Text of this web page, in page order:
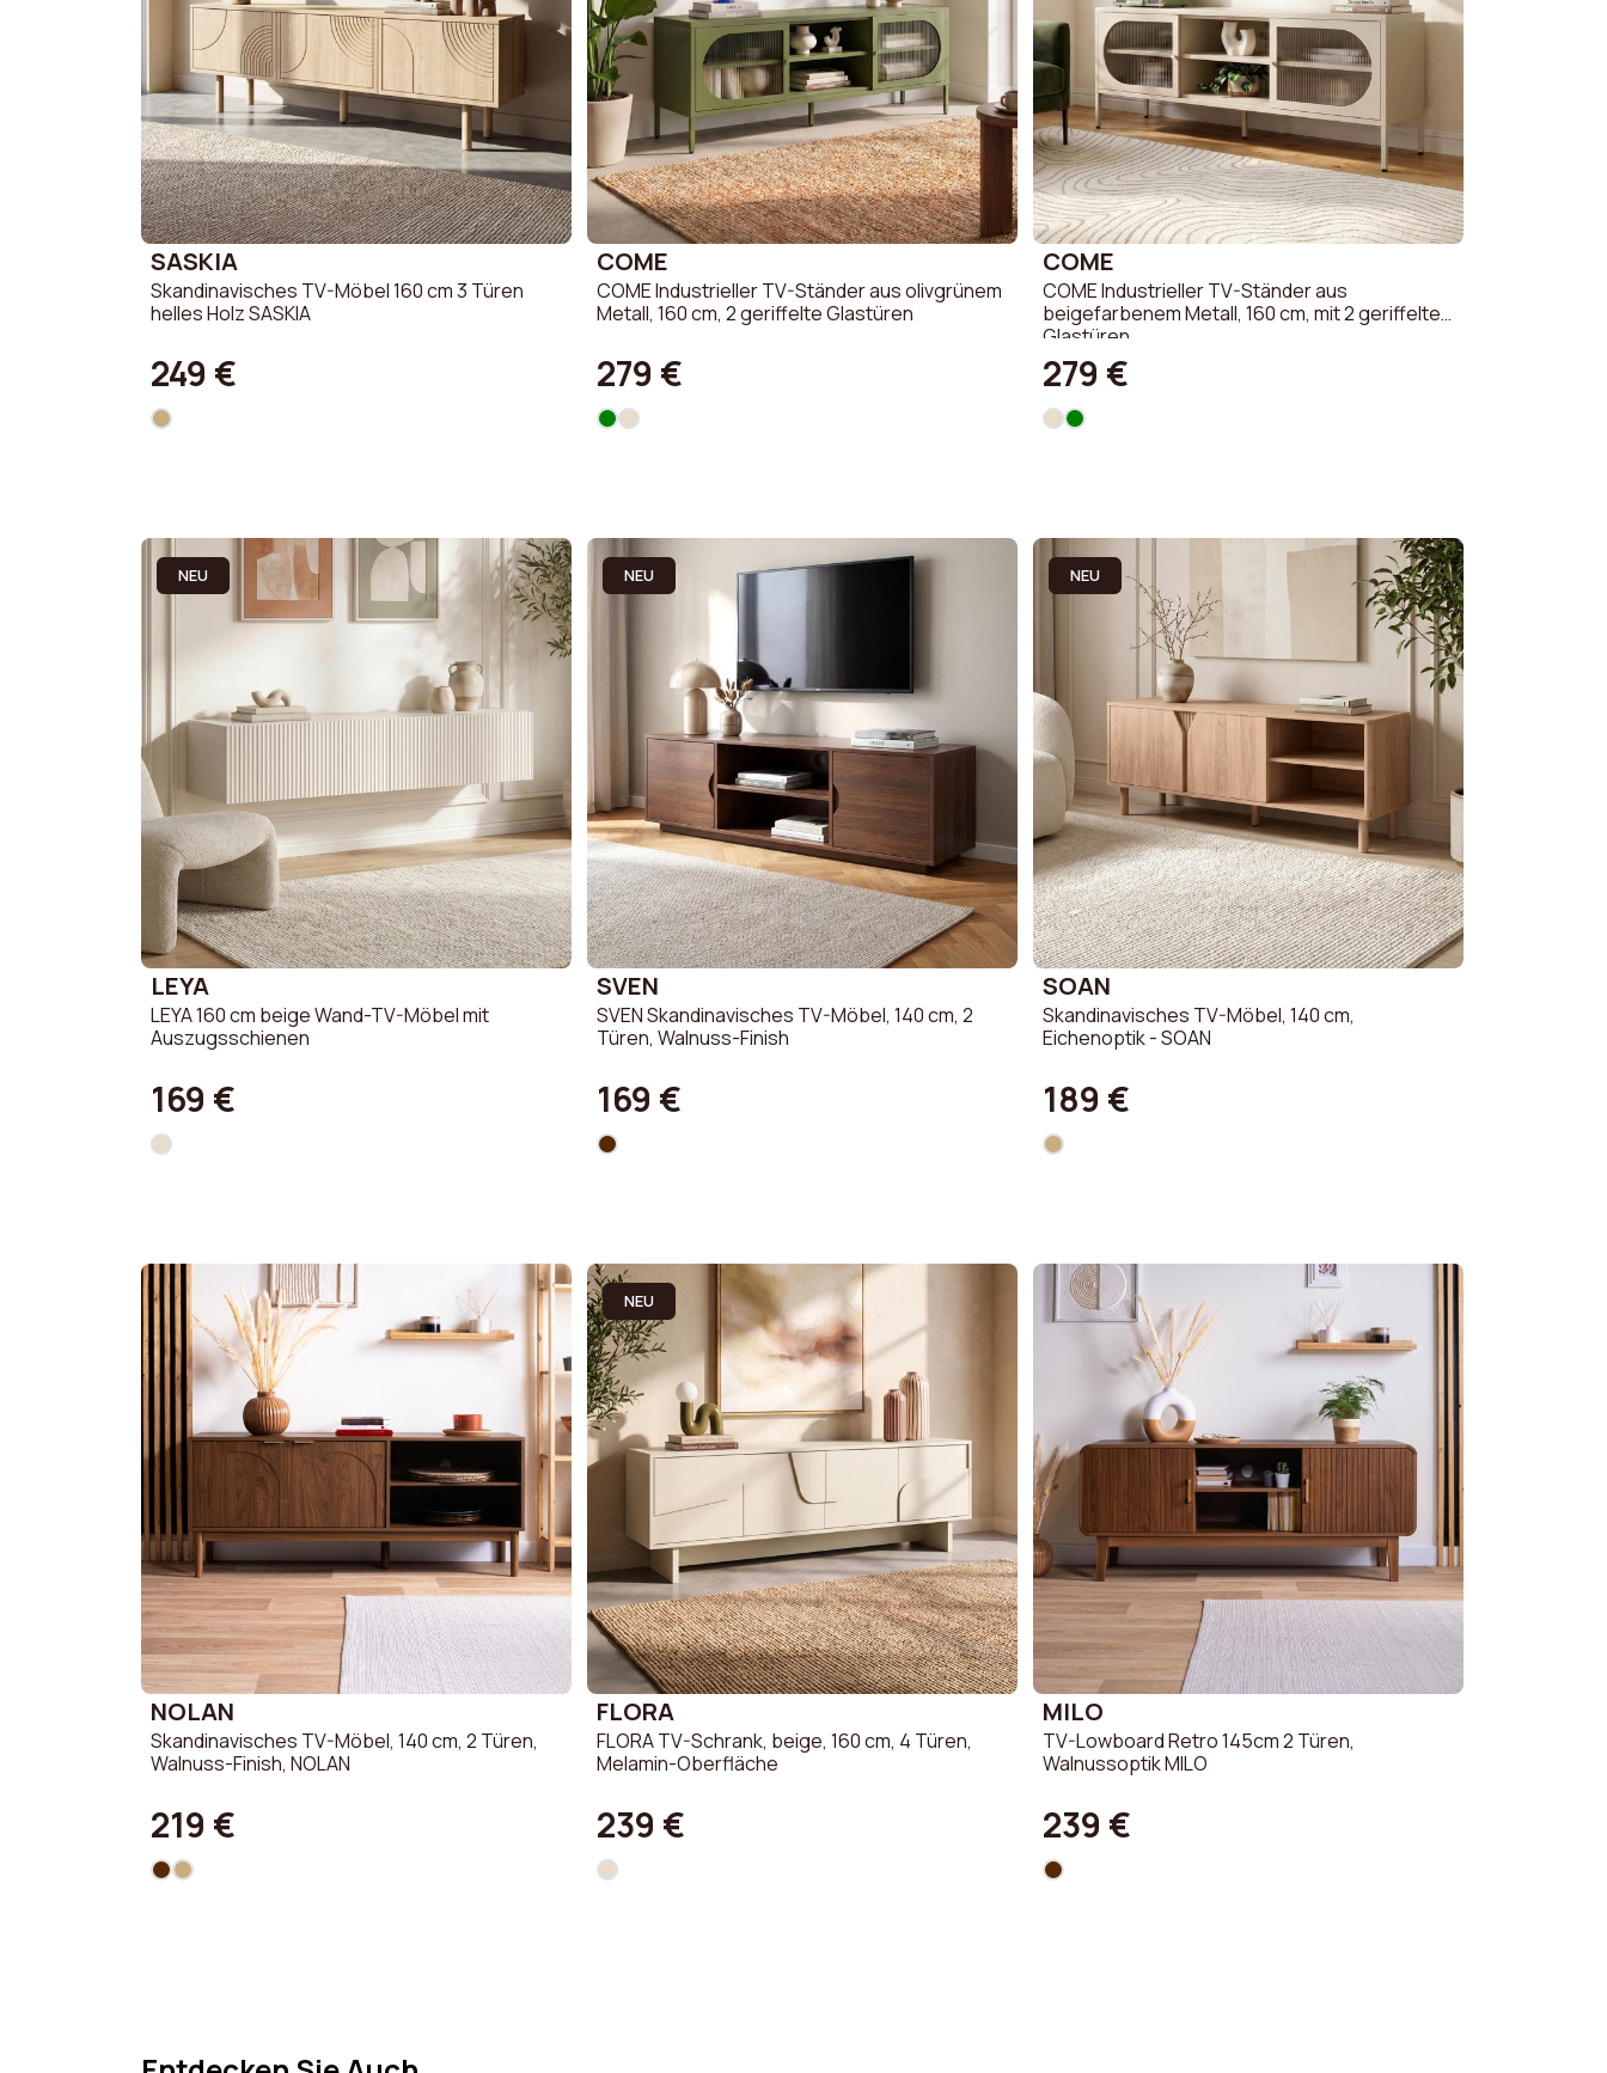
SASKIA
Skandinavisches TV-Möbel 160 cm 3 Türen
helles Holz SASKIA
249 €
COME
COME Industrieller TV-Ständer aus olivgrünem
Metall, 160 cm, 2 geriffelte Glastüren
279 €
COME
COME Industrieller TV-Ständer aus
beigefarbenem Metall, 160 cm, mit 2 geriffelten
Glastüren
279 €
NEU
LEYA
LEYA 160 cm beige Wand-TV-Möbel mit
Auszugsschienen
169 €
NEU
SVEN
SVEN Skandinavisches TV-Möbel, 140 cm, 2
Türen, Walnuss-Finish
169 €
NEU
SOAN
Skandinavisches TV-Möbel, 140 cm,
Eichenoptik - SOAN
189 €
NOLAN
Skandinavisches TV-Möbel, 140 cm, 2 Türen,
Walnuss-Finish, NOLAN
219 €
NEU
FLORA
FLORA TV-Schrank, beige, 160 cm, 4 Türen,
Melamin-Oberfläche
239 €
MILO
TV-Lowboard Retro 145cm 2 Türen,
Walnussoptik MILO
239 €